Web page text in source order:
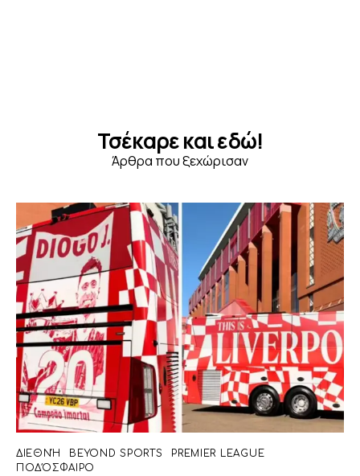
Τσέκαρε και εδώ!
Άρθρα που ξεχώρισαν
ΔΙΕΘΝΉ BEYOND SPORTS
PREMIER LEAGUE
ΠΟΔΌΣΦΑΙΡΟ